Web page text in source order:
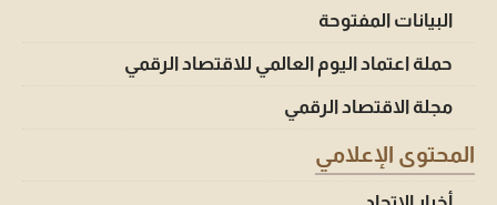
البيانات المفتوحة
حملة اعتماد اليوم العالمي للاقتصاد الرقمي
مجلة الاقتصاد الرقمي
المحتوى الإعلامي